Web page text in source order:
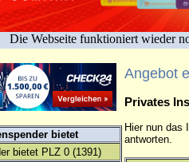
Die Webseite funktioniert wieder
bietet
bietet PLZ 0 (1391)
Angebot
Privates
Hier nun das
antworten.